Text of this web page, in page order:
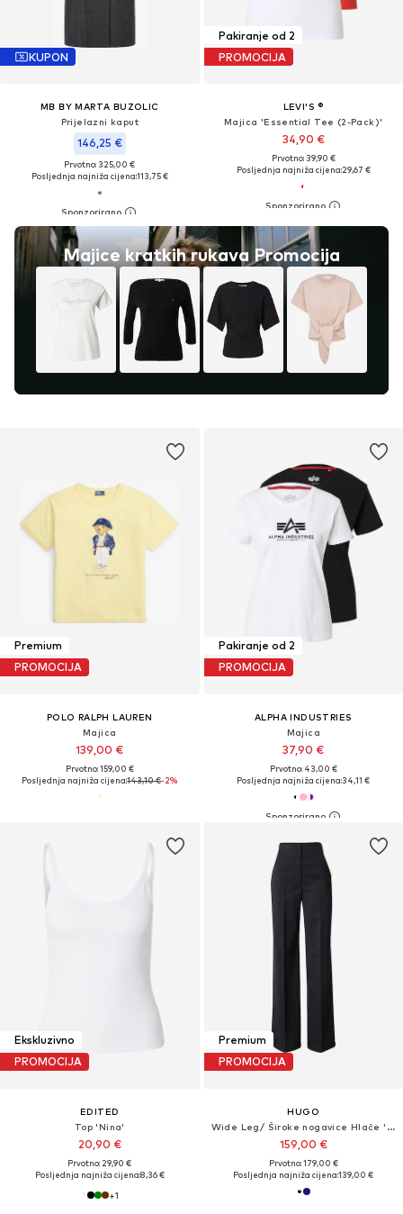
KUPON
MB BY MARTA BUZOLIC
Prijelazni kaput
146,25 €
Prvotno: 325,00 €
Posljednja najniža cijena:113,75 €
Pakiranje od 2
PROMOCIJA
LEVI'S ®
Majica 'Essential Tee (2-Pack)'
34,90 €
Prvotno: 39,90 €
Posljednja najniža cijena:29,67 €
Majice kratkih rukava Promocija
Premium
PROMOCIJA
POLO RALPH LAUREN
Majica
139,00 €
Prvotno: 159,00 €
Posljednja najniža cijena:143,10 €-2%
Pakiranje od 2
PROMOCIJA
ALPHA INDUSTRIES
Majica
37,90 €
Prvotno: 43,00 €
Posljednja najniža cijena:34,11 €
Ekskluzivno
PROMOCIJA
EDITED
Top 'Nina'
20,90 €
Prvotno: 29,90 €
Posljednja najniža cijena:8,36 €
+1
Premium
PROMOCIJA
HUGO
Wide Leg/ Široke nogavice Hlače 'Himia'
159,00 €
Prvotno: 179,00 €
Posljednja najniža cijena:139,00 €